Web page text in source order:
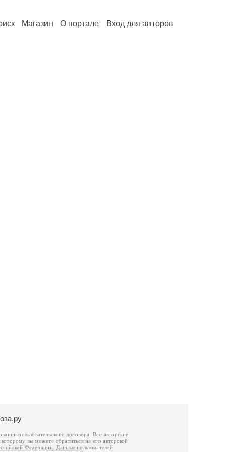
Магазин О портале Вход для авторов
пользовательского договора
. Все авторские
которому вы можете обратиться на его авторской
Федерации . Данные пользователей